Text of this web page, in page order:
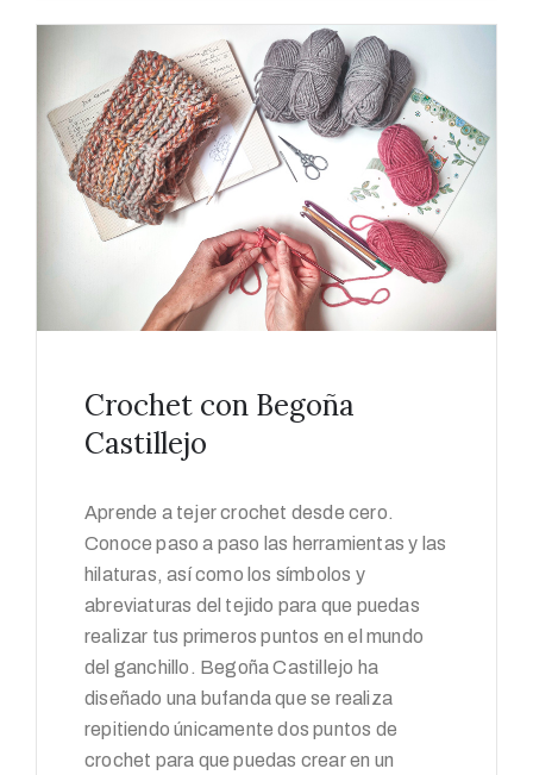
Crochet con Begoña
Castillejo
Aprende a tejer crochet desde cero.
Conoce paso a paso las herramientas y las
hilaturas, así como los símbolos y
abreviaturas del tejido para que puedas
realizar tus primeros puntos en el mundo
del ganchillo. Begoña Castillejo ha
diseñado una bufanda que se realiza
repitiendo únicamente dos puntos de
crochet para que puedas crear en un